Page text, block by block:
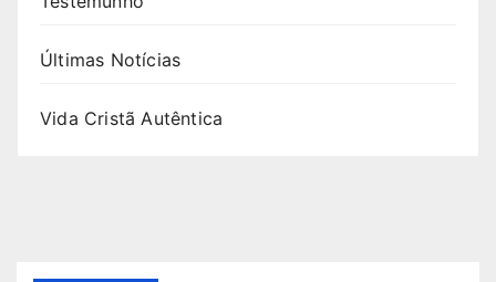
Últimas Notícias
Vida Cristã Autêntica